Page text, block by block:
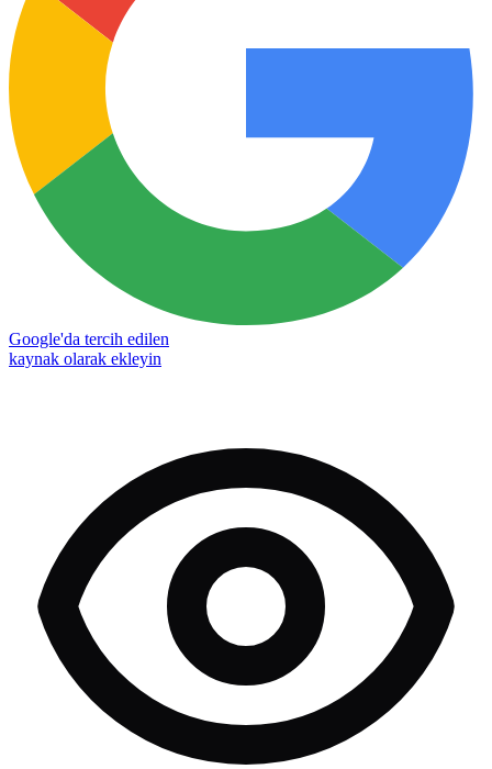
Google'da tercih edilen
kaynak olarak ekleyin